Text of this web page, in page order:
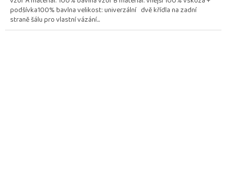
podšívka100% bavlna velikost: univerzální dvě křídla na zadní
straně šálu pro vlastní vázání...